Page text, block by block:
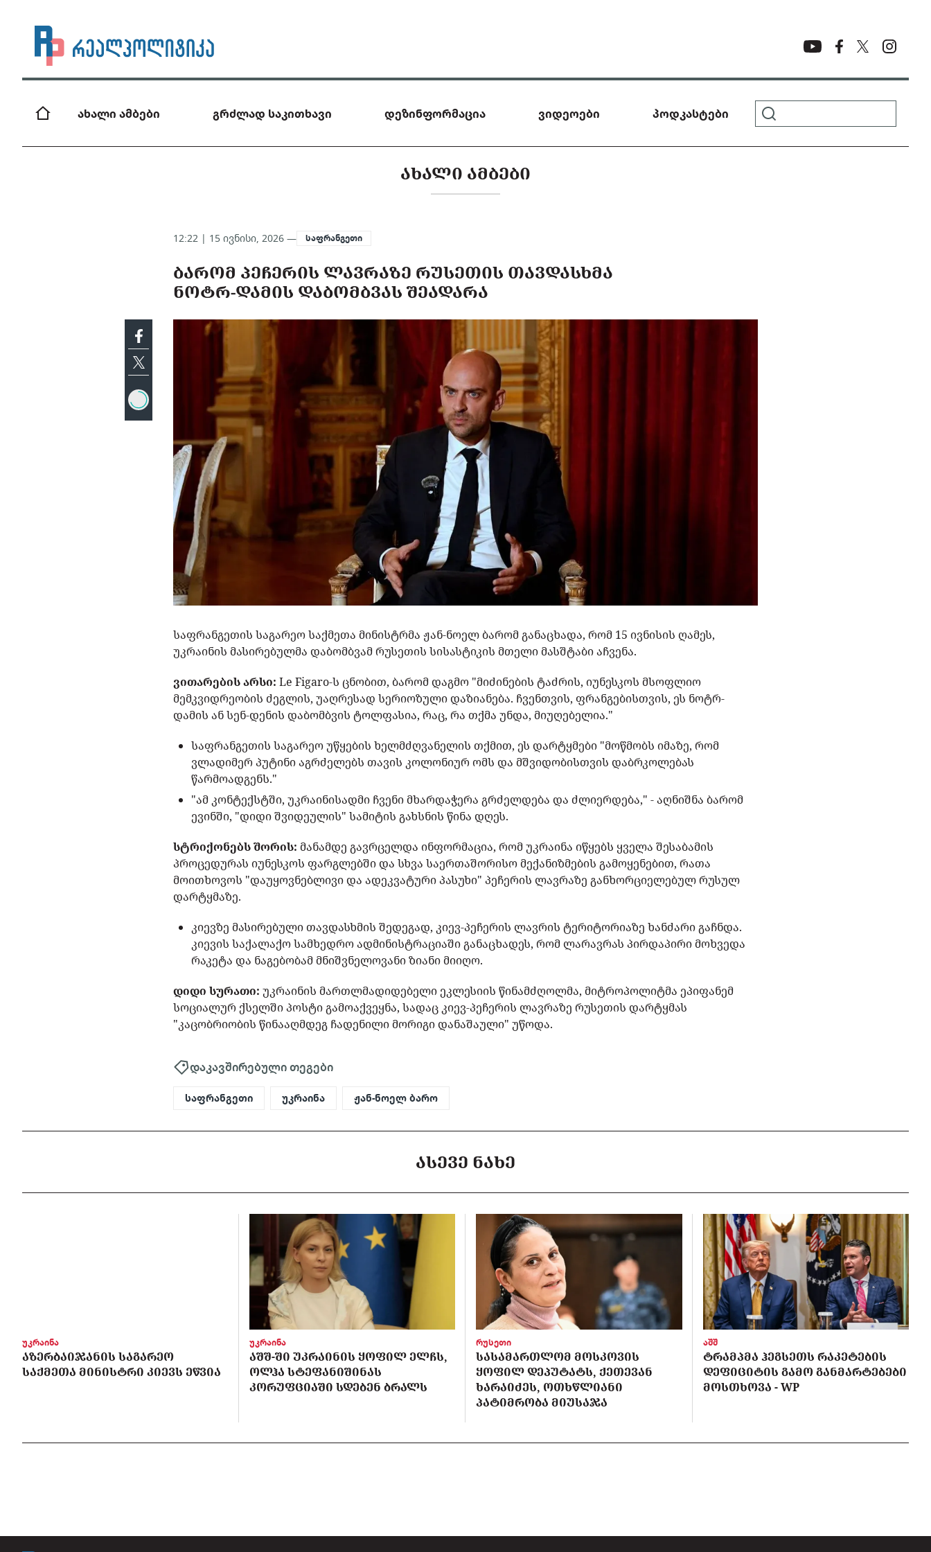
ახალი ამბები გრძლად საკითხავი დეზინფორმაცია ვიდეოები პოდკასტები
ᲐᲮᲐᲚᲘ ᲐᲛᲑᲔᲑᲘ
12:22 | 15 ივნისი, 2026 — საფრანგეთი
ᲑᲐᲠᲝᲛ ᲞᲔᲩᲔᲠᲘᲡ ᲚᲐᲕᲠᲐᲖᲔ ᲠᲣᲡᲔᲗᲘᲡ ᲗᲐᲕᲓᲐᲡᲮᲛᲐ
ᲜᲝᲢᲠ-ᲓᲐᲛᲘᲡ ᲓᲐᲑᲝᲛᲑᲕᲐᲡ ᲨᲔᲐᲓᲐᲠᲐ
საფრანგეთის საგარეო საქმეთა მინისტრმა ჟან-ნოელ ბარომ განაცხადა, რომ 15 ივნისის ღამეს,
უკრაინის მასირებულმა დაბომბვამ რუსეთის სისასტიკის მთელი მასშტაბი აჩვენა.
ვითარების არსი:Le Figaro-ს ცნობით, ბარომ დაგმო "მიძინების ტაძრის, იუნესკოს მსოფლიო
მემკვიდრეობის ძეგლის, უაღრესად სერიოზული დაზიანება. ჩვენთვის, ფრანგებისთვის, ეს ნოტრ-
დამის ან სენ-დენის დაბომბვის ტოლფასია, რაც, რა თქმა უნდა, მიუღებელია."
საფრანგეთის საგარეო უწყების ხელმძღვანელის თქმით, ეს დარტყმები "მოწმობს იმაზე, რომ
ვლადიმერ პუტინი აგრძელებს თავის კოლონიურ ომს და მშვიდობისთვის დაბრკოლებას
წარმოადგენს."
"ამ კონტექსტში, უკრაინისადმი ჩვენი მხარდაჭერა გრძელდება და ძლიერდება," - აღნიშნა ბარომ
ევინში, "დიდი შვიდეულის" სამიტის გახსნის წინა დღეს.
სტრიქონებს შორის:მანამდე გავრცელდა ინფორმაცია, რომ უკრაინა იწყებს ყველა შესაბამის
პროცედურას იუნესკოს ფარგლებში და სხვა საერთაშორისო მექანიზმების გამოყენებით, რათა
მოითხოვოს "დაუყოვნებლივი და ადეკვატური პასუხი" პეჩერის ლავრაზე განხორციელებულ რუსულ
დარტყმაზე.
კიევზე მასირებული თავდასხმის შედეგად, კიევ-პეჩერის ლავრის ტერიტორიაზე ხანძარი გაჩნდა.
კიევის საქალაქო სამხედრო ადმინისტრაციაში განაცხადეს, რომ ლარავრას პირდაპირი მოხვედა
რაკეტა და ნაგებობამ მნიშვნელოვანი ზიანი მიიღო.
დიდი სურათი:უკრაინის მართლმადიდებელი ეკლესიის წინამძღოლმა, მიტროპოლიტმა ეპიფანემ
სოციალურ ქსელში პოსტი გამოაქვეყნა, სადაც კიევ-პეჩერის ლავრაზე რუსეთის დარტყმას
"კაცობრიობის წინააღმდეგ ჩადენილი მორიგი დანაშაული" უწოდა.
დაკავშირებული თეგები
საფრანგეთი უკრაინა ჟან-ნოელ ბარო
ᲐᲡᲔᲕᲔ ᲜᲐᲮᲔ
უკრაინა
ᲐᲖᲔᲠᲑᲐᲘᲯᲐᲜᲘᲡ ᲡᲐᲒᲐᲠᲔᲝ
ᲡᲐᲥᲛᲔᲗᲐ ᲛᲘᲜᲘᲡᲢᲠᲘ ᲙᲘᲔᲕᲡ ᲔᲬᲕᲘᲐ
უკრაინა
ᲐᲨᲨ-ᲨᲘ ᲣᲙᲠᲐᲘᲜᲘᲡ ᲧᲝᲤᲘᲚ ᲔᲚᲩᲡ,
ᲝᲚᲰᲐ ᲡᲢᲔᲤᲐᲜᲘᲨᲘᲜᲐᲡ
ᲙᲝᲠᲣᲤᲪᲘᲐᲨᲘ ᲡᲓᲔᲑᲔᲜ ᲑᲠᲐᲚᲡ
რუსეთი
ᲡᲐᲡᲐᲛᲐᲠᲗᲚᲝᲛ ᲛᲝᲡᲙᲝᲕᲘᲡ
ᲧᲝᲤᲘᲚ ᲓᲔᲞᲣᲢᲐᲢᲡ, ᲥᲔᲗᲔᲕᲐᲜ
ᲮᲐᲠᲐᲘᲫᲔᲡ, ᲝᲗᲮᲬᲚᲘᲐᲜᲘ
ᲞᲐᲢᲘᲛᲠᲝᲑᲐ ᲛᲘᲣᲡᲐᲯᲐ
აშშ
ᲢᲠᲐᲛᲞᲛᲐ ᲰᲔᲒᲡᲔᲗᲡ ᲠᲐᲙᲔᲢᲔᲑᲘᲡ
ᲓᲔᲤᲘᲪᲘᲢᲘᲡ ᲒᲐᲛᲝ ᲒᲐᲜᲛᲐᲠᲢᲔᲑᲔᲑᲘ
ᲛᲝᲡᲗᲮᲝᲕᲐ - WP